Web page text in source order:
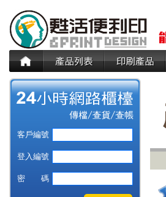
客戶編號
登入編號
密 碼